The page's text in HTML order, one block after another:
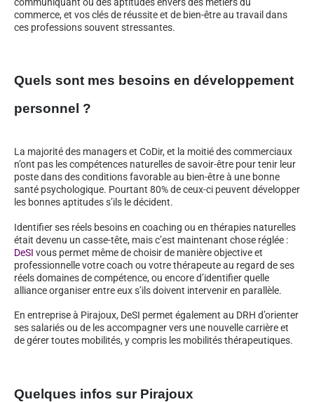
commerce, et vos clés de réussite et de bien-être au travail dans
ces professions souvent stressantes.
Quels sont mes besoins en développement
personnel ?
La majorité des managers et CoDir, et la moitié des commerciaux
n’ont pas les compétences naturelles de savoir-être pour tenir leur
poste dans des conditions favorable au bien-être à une bonne
santé psychologique. Pourtant 80% de ceux-ci peuvent développer
les bonnes aptitudes s’ils le décident.
Identifier ses réels besoins en coaching ou en thérapies naturelles
était devenu un casse-tête, mais c’est maintenant chose réglée :
DeSI vous permet même de choisir de manière objective et
professionnelle votre coach ou votre thérapeute au regard de ses
réels domaines de compétence, ou encore d’identifier quelle
alliance organiser entre eux s’ils doivent intervenir en parallèle.
En entreprise à Pirajoux, DeSI permet également au DRH d’orienter
ses salariés ou de les accompagner vers une nouvelle carrière et
de gérer toutes mobilités, y compris les mobilités thérapeutiques.
Quelques infos sur Pirajoux